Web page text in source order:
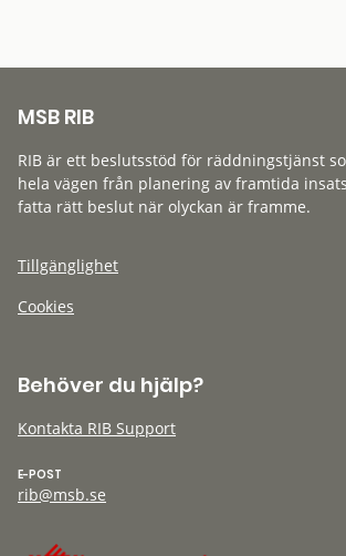
MSB RIB
RIB är ett beslutsstöd för räddningstjänst
hela vägen från planering av framtida
fatta rätt beslut när olyckan är framme.
Tillgänglighet
Cookies
Behöver du hjälp?
Kontakta RIB Support
E-POST
rib@msb.se